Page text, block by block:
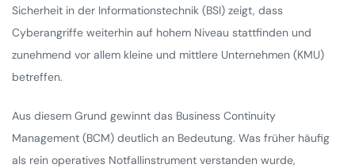
Sicherheit in der Informationstechnik (BSI) zeigt, dass
Cyberangriffe weiterhin auf hohem Niveau stattfinden und
zunehmend vor allem kleine und mittlere Unternehmen (KMU)
betreffen.
Aus diesem Grund gewinnt das Business Continuity
Management (BCM) deutlich an Bedeutung. Was früher häufig
als rein operatives Notfallinstrument verstanden wurde,